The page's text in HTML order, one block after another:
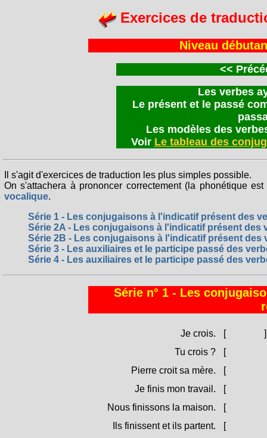
Exercices de
Niveau
<<
Les verbes
Le présent et le passé
Les modèles des
Voir Le tableau des
Il s'agit d'exercices de traduction les plus simples possible.
On s'attachera à prononcer correctement (la phonétique
vocalique.
Série 1 - Les conjugaisons à l'indicatif présent des
Série 2A - Les conjugaisons à l'indicatif présent des
Série 2B - Les conjugaisons à l'indicatif présent des
Série 3 - Les auxiliaires et le participe passé des
Série 4 - Les auxiliaires et le participe passé des
Série n° 1 - Les
Je crois. [
]
Tu crois ?
[
Pierre croit sa mère.
[
Je finis mon travail.
[
Nous finissons la maison.
[
Ils finissent et ils partent.
[